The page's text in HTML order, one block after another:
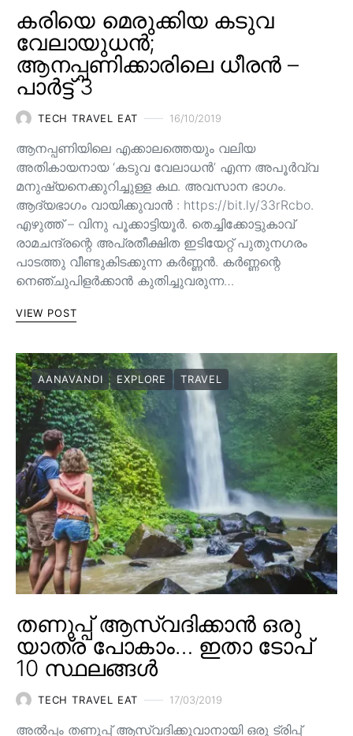
കരിയെ മെരുക്കിയ കടുവ
വേലായുധൻ;
ആനപ്പണിക്കാരിലെ ധീരൻ –
പാർട്ട് 3
TECH TRAVEL EAT 16/10/2019
ആനപ്പണിയിലെ എക്കാലത്തെയും വലിയ
അതികായനായ ‘കടുവ വേലാധൻ’ എന്ന അപൂർവ്വ
മനുഷ്യനെക്കുറിച്ചുള്ള കഥ. അവസാന ഭാഗം.
ആദ്യഭാഗം വായിക്കുവാൻ : https://bit.ly/33rRcbo.
എഴുത്ത് – വിനു പൂക്കാട്ടിയൂർ. തെച്ചിക്കോട്ടുകാവ്
രാമചന്ദ്രന്റെ അപ്രതീക്ഷിത ഇടിയേറ്റ് പുതുനഗരം
പാടത്തു വീണ്ടുകിടക്കുന്ന കർണ്ണൻ. കർണ്ണന്റെ
നെഞ്ചുപിളർക്കാൻ കുതിച്ചുവരുന്ന…
VIEW POST
AANAVANDI EXPLORE TRAVEL
തണുപ്പ് ആസ്വദിക്കാൻ ഒരു
യാത്ര പോകാം… ഇതാ ടോപ്
10 സ്ഥലങ്ങൾ
TECH TRAVEL EAT 17/03/2019
അൽപ്പം തണുപ്പ് ആസ്വദിക്കുവാനായി ഒരു ട്രിപ്പ്